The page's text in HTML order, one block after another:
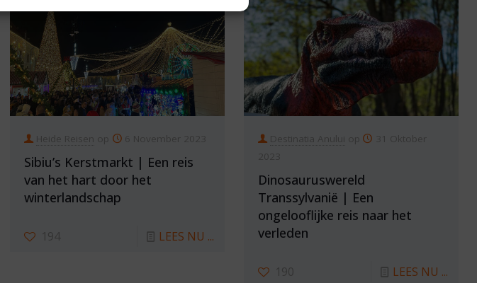
Heide Reisen op 6 November 2023
Sibiu’s Kerstmarkt | Een reis
van het hart door het
winterlandschap
194 LEES NU ...
Destinatia Anului op
31 Oktober
2023
Dinosauruswereld
Transsylvanië | Een
ongelooflijke reis naar het
verleden
190 LEES NU ...